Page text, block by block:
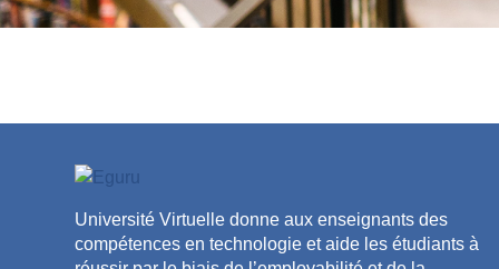
Université Virtuelle donne aux enseignants des
compétences en technologie et aide les étudiants à